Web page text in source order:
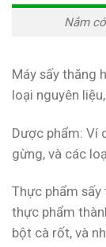
Nắm
Máy sấy thăng
loại nguyên
Dược phẩm: Ví
gừng, và các
Thực phẩm
thực phẩm
bột cà rốt, và